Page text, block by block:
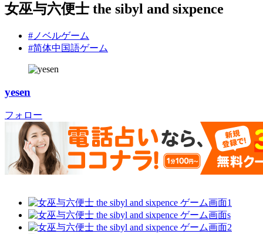
女巫与六便士 the sibyl and sixpence
#ノベルゲーム
#简体中国語ゲーム
yesen
フォロー